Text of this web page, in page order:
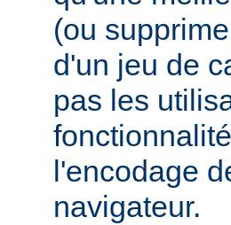
(ou
d'un jeu de
pas les
l'encodage
navigateur.